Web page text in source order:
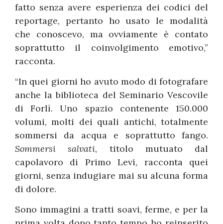
fatto senza avere esperienza dei codici del
reportage, pertanto ho usato le modalità
che conoscevo, ma ovviamente è contato
soprattutto il coinvolgimento emotivo,”
racconta.
“In quei giorni ho avuto modo di fotografare
anche la biblioteca del Seminario Vescovile
di Forlì. Uno spazio contenente 150.000
volumi, molti dei quali antichi, totalmente
sommersi da acqua e soprattutto fango.
Sommersi salvati, titolo mutuato dal
capolavoro di Primo Levi, racconta quei
giorni, senza indugiare mai su alcuna forma
di dolore.
Sono immagini a tratti soavi, ferme, e per la